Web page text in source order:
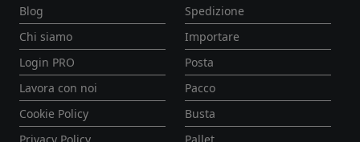
Blog
Chi siamo
Login PRO
Lavora con noi
Cookie Policy
Spedizione
Importare
Posta
Pacco
Busta